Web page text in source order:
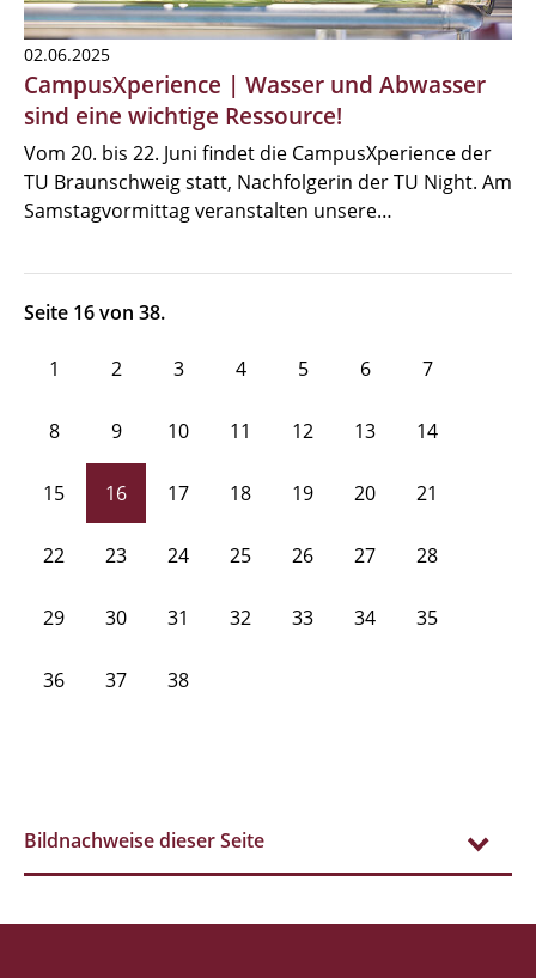
02.06.2025
CampusXperience | Wasser und Abwasser
sind eine wichtige Ressource!
Vom 20. bis 22. Juni findet die CampusXperience der
TU Braunschweig statt, Nachfolgerin der TU Night. Am
Samstagvormittag veranstalten unsere…
Seite 16 von 38.
1 2 3 4 5 6 7
8 9 10 11 12 13 14
15 16 17 18 19 20 21
22 23 24 25 26 27 28
29 30 31 32 33 34 35
36 37 38
Bildnachweise dieser Seite